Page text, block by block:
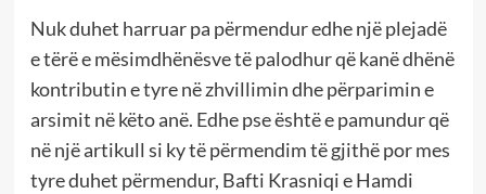
Nuk duhet harruar pa përmendur edhe një plejadë
e tërë e mësimdhënësve të palodhur që kanë dhënë
kontributin e tyre në zhvillimin dhe përparimin e
arsimit në këto anë. Edhe pse është e pamundur që
në një artikull si ky të përmendim të gjithë por mes
tyre duhet përmendur, Bafti Krasniqi e Hamdi